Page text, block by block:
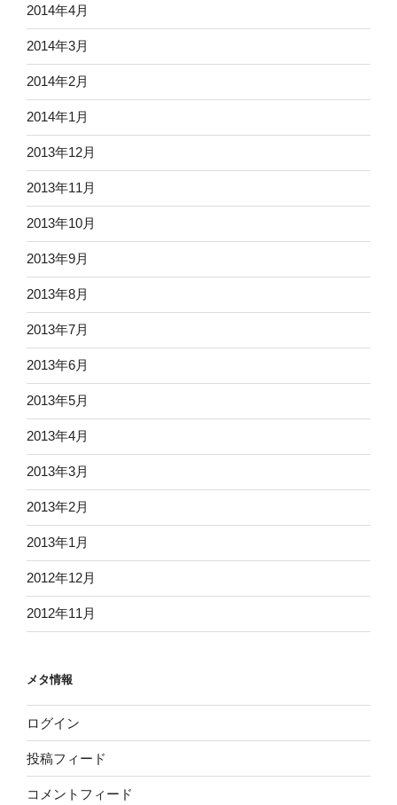
2014年4月
2014年3月
2014年2月
2014年1月
2013年12月
2013年11月
2013年10月
2013年9月
2013年8月
2013年7月
2013年6月
2013年5月
2013年4月
2013年3月
2013年2月
2013年1月
2012年12月
2012年11月
メタ情報
ログイン
投稿フィード
コメントフィード